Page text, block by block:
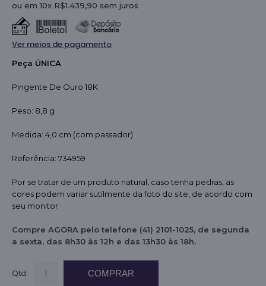
ou em 10x R$1.439,90 sem juros
Ver meios de pagamento
Peça ÚNICA
Pingente De Ouro 18K
Peso: 8,8 g
Medida: 4,0 cm (com passador)
Referência: 734959
Por se tratar de um produto natural, caso tenha pedras, as
cores podem variar sutilmente da foto do site, de acordo com
seu monitor
Compre AGORA pelo telefone (41) 2101-1025, de segunda
a sexta, das 8h30 às 12h e das 13h30 às 18h.
Qtd: COMPRAR